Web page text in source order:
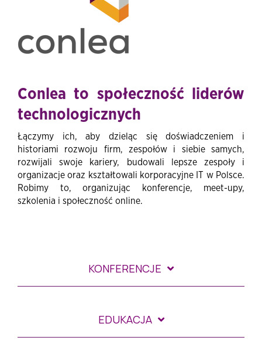
Conlea to społeczność liderów
technologicznych
Łączymy ich, aby dzieląc się doświadczeniem i
historiami rozwoju firm, zespołów i siebie samych,
rozwijali swoje kariery, budowali lepsze zespoły i
organizacje oraz kształtowali korporacyjne IT w Polsce.
Robimy to, organizując konferencje, meet-upy,
szkolenia i społeczność online.
KONFERENCJE
EDUKACJA